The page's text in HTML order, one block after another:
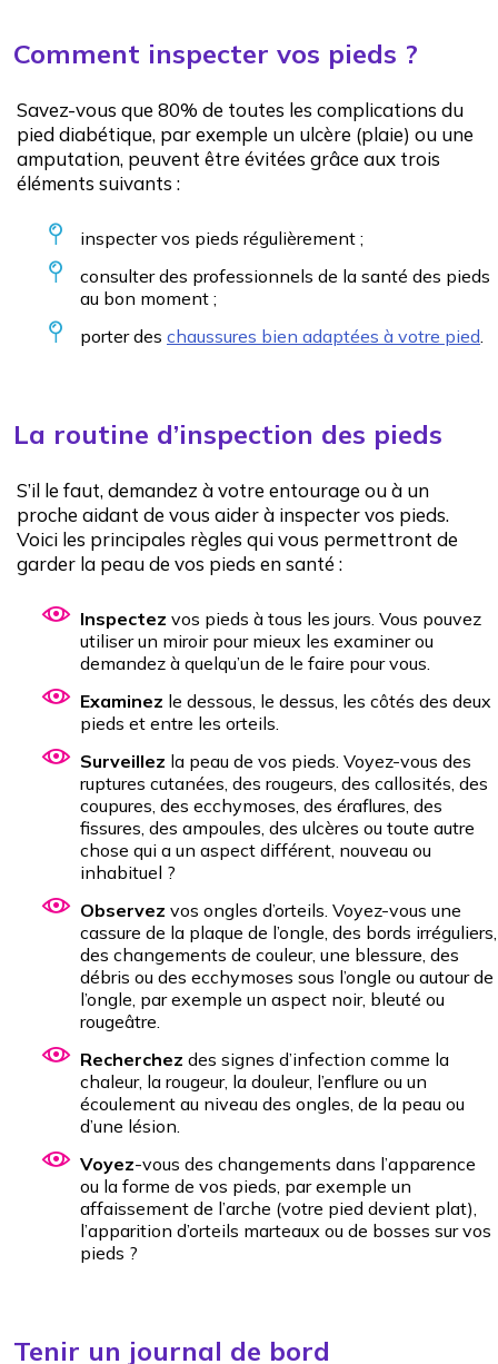
Comment inspecter vos pieds ?
Savez-vous que 80% de toutes les complications du
pied diabétique, par exemple un ulcère (plaie) ou une
amputation, peuvent être évitées grâce aux trois
éléments suivants :
inspecter vos pieds régulièrement ;
consulter des professionnels de la santé des pieds
au bon moment ;
porter des chaussures bien adaptées à votre pied.
La routine d’inspection des pieds
S’il le faut, demandez à votre entourage ou à un
proche aidant de vous aider à inspecter vos pieds.
Voici les principales règles qui vous permettront de
garder la peau de vos pieds en santé :
Inspectez vos pieds à tous les jours. Vous pouvez
utiliser un miroir pour mieux les examiner ou
demandez à quelqu’un de le faire pour vous.
Examinez le dessous, le dessus, les côtés des deux
pieds et entre les orteils.
Surveillez la peau de vos pieds. Voyez-vous des
ruptures cutanées, des rougeurs, des callosités, des
coupures, des ecchymoses, des éraflures, des
fissures, des ampoules, des ulcères ou toute autre
chose qui a un aspect différent, nouveau ou
inhabituel ?
Observez vos ongles d’orteils. Voyez-vous une
cassure de la plaque de l’ongle, des bords irréguliers,
des changements de couleur, une blessure, des
débris ou des ecchymoses sous l’ongle ou autour de
l’ongle, par exemple un aspect noir, bleuté ou
rougeâtre.
Recherchez des signes d’infection comme la
chaleur, la rougeur, la douleur, l’enflure ou un
écoulement au niveau des ongles, de la peau ou
d’une lésion.
Voyez-vous des changements dans l’apparence
ou la forme de vos pieds, par exemple un
affaissement de l’arche (votre pied devient plat),
l’apparition d’orteils marteaux ou de bosses sur vos
pieds ?
Tenir un journal de bord